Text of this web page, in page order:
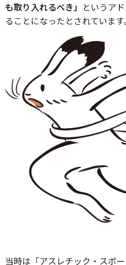
も取り入れるべき」 というア
ることになったとされています。
当時は「アスレチック・スポ